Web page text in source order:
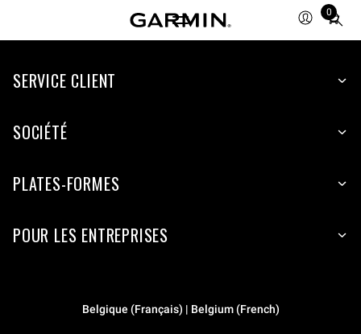
0
Total
items
cart:
SERVICE CLIENT
SOCIÉTÉ
PLATES-FORMES
POUR LES ENTREPRISES
Belgique (Français) | Belgium (French)